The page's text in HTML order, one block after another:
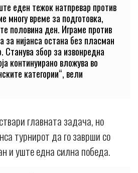
еден тежок натпревар против
многу време за подготовка,
половина ден. Играме против
за нијанса остана без пласман
Станува збор за извонредна
континуирано вложува во
категории“, вели
главната задача, но
турнирот да го заврши со
и уште една силна победа.